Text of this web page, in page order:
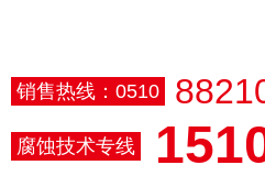
销售热线：0510
腐蚀技术专线